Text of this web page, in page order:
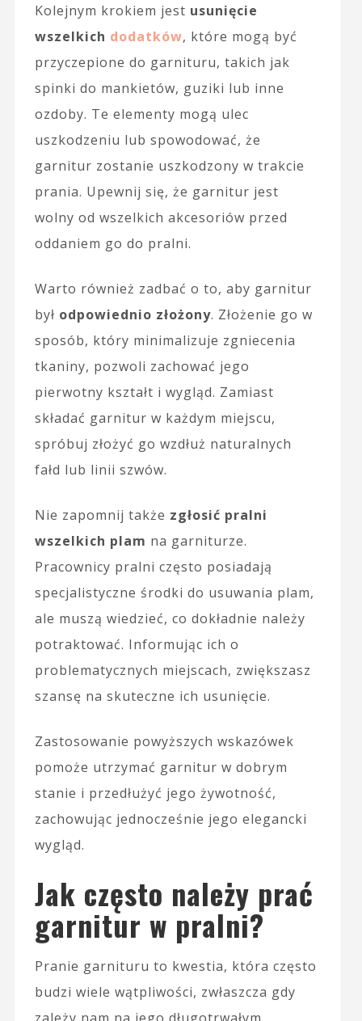
Kolejnym krokiem jest usunięcie
wszelkich dodatków, które mogą być
przyczepione do garnituru, takich jak
spinki do mankietów, guziki lub inne
ozdoby. Te elementy mogą ulec
uszkodzeniu lub spowodować, że
garnitur zostanie uszkodzony w trakcie
prania. Upewnij się, że garnitur jest
wolny od wszelkich akcesoriów przed
oddaniem go do pralni.
Warto również zadbać o to, aby garnitur
był odpowiednio złożony. Złożenie go w
sposób, który minimalizuje zgniecenia
tkaniny, pozwoli zachować jego
pierwotny kształt i wygląd. Zamiast
składać garnitur w każdym miejscu,
spróbuj złożyć go wzdłuż naturalnych
fałd lub linii szwów.
Nie zapomnij także zgłosić pralni
wszelkich plam na garniturze.
Pracownicy pralni często posiadają
specjalistyczne środki do usuwania plam,
ale muszą wiedzieć, co dokładnie należy
potraktować. Informując ich o
problematycznych miejscach, zwiększasz
szansę na skuteczne ich usunięcie.
Zastosowanie powyższych wskazówek
pomoże utrzymać garnitur w dobrym
stanie i przedłużyć jego żywotność,
zachowując jednocześnie jego elegancki
wygląd.
Jak często należy prać
garnitur w pralni?
Pranie garnituru to kwestia, która często
budzi wiele wątpliwości, zwłaszcza gdy
zależy nam na jego długotrwałym